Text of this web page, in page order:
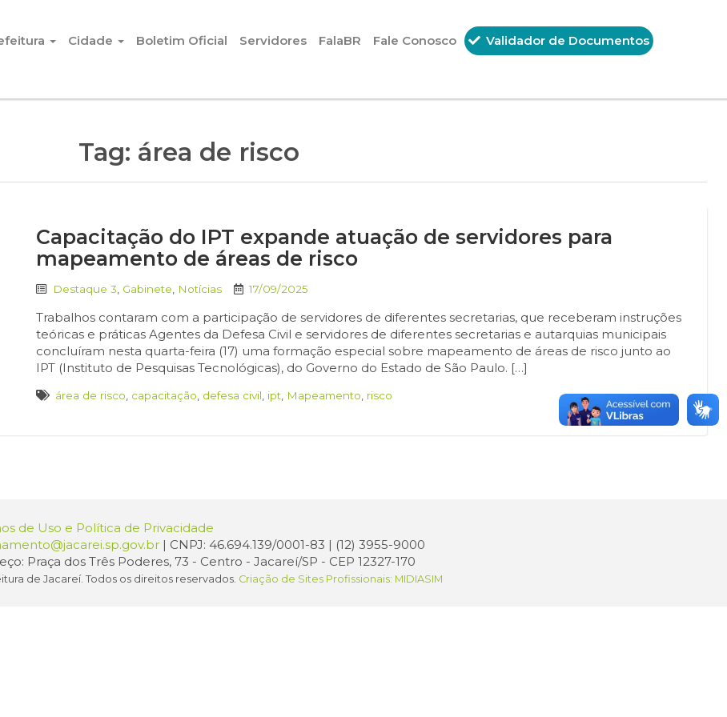
Cidade Boletim Oficial Servidores FalaBR Fale Conosco Validador de Documentos
Tag: área de risco
Capacitação do IPT expande atuação de servidores para
mapeamento de áreas de risco
Destaque 3 Gabinete Notícias 17/09/2025
Trabalhos contaram com a participação de servidores de diferentes secretarias, que receberam instruções
teóricas e práticas Agentes da Defesa Civil e servidores de diferentes secretarias e autarquias municipais
concluíram nesta quarta-feira (17) uma formação especial sobre mapeamento de áreas de risco junto ao
IPT (Instituto de Pesquisas Tecnológicas), do Governo do Estado de São Paulo. […]
área de risco capacitação defesa civil ipt Mapeamento risco
de Uso e Política de Privacidade
| CNPJ: 46.694.139/0001-83 | (12) 3955-9000
Praça dos Três Poderes, 73 - Centro - Jacareí/SP - CEP 12327-170
de Jacareí. Todos os direitos reservados. Criação de Sites Profissionais: MIDIASIM